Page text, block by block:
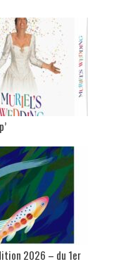
2026 – du 1er